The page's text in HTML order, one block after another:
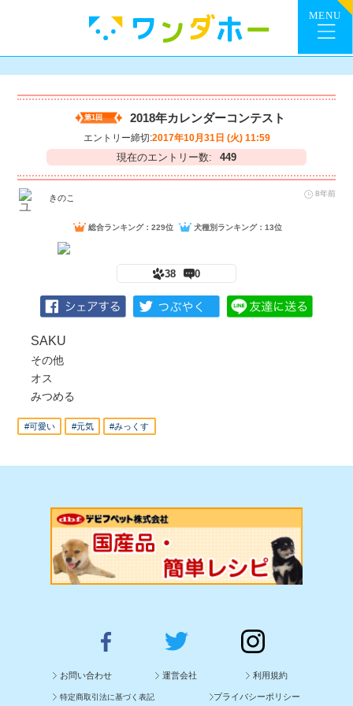
第1回 2018年カレンダーコンテスト
エントリー締切:2017年10月31日 (火) 11:59
現在のエントリー数: 449
きのこ 8年前
総合ランキング：229位 犬種別ランキング：13位
38 0
SAKU
その他
オス
みつめる
#可愛い #元気 #みっくす
お問い合わせ 運営会社 利用規約
特定商取引法に基づく表記 プライバシーポリシー